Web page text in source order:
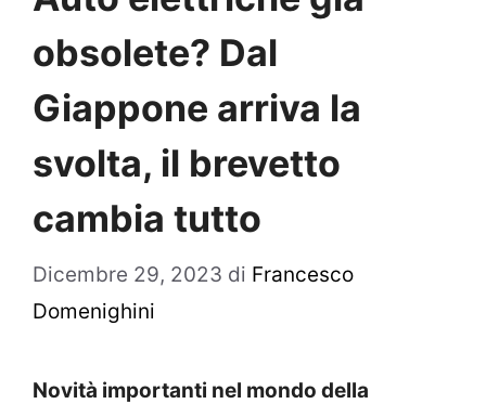
obsolete? Dal
Giappone arriva la
svolta, il brevetto
cambia tutto
Dicembre 29, 2023 di Francesco
Domenighini
Novità importanti nel mondo della